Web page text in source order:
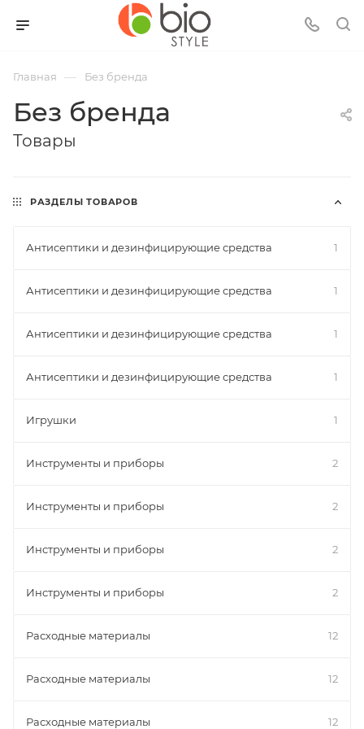
Главная — Без бренда
Без бренда
Товары
РАЗДЕЛЫ ТОВАРОВ
Антисептики и дезинфицирующие средства 1
Антисептики и дезинфицирующие средства 1
Антисептики и дезинфицирующие средства 1
Антисептики и дезинфицирующие средства 1
Игрушки 1
Инструменты и приборы 2
Инструменты и приборы 2
Инструменты и приборы 2
Инструменты и приборы 2
Расходные материалы 12
Расходные материалы 12
Расходные материалы 12